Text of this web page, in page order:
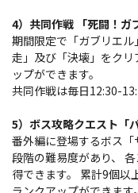
4）共同作戦 「死闘！ガ
期間限定で「ガブリエ
走」及び「決壊」をク
ップができます。
共同作戦は毎日12:30-
5）ボス攻略クエスト「
番外編に登場するボス
段階の難易度があり、
得できます。 累計9個以